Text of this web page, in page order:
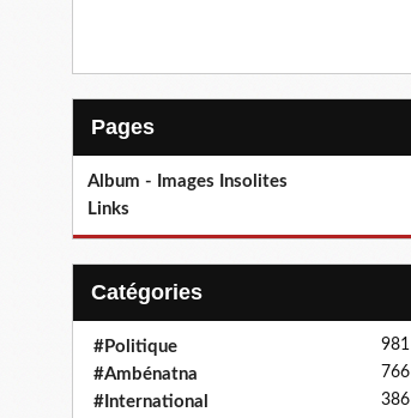
Pages
Album - Images Insolites
Links
Catégories
#Politique 981
#Ambénatna 766
#International 386